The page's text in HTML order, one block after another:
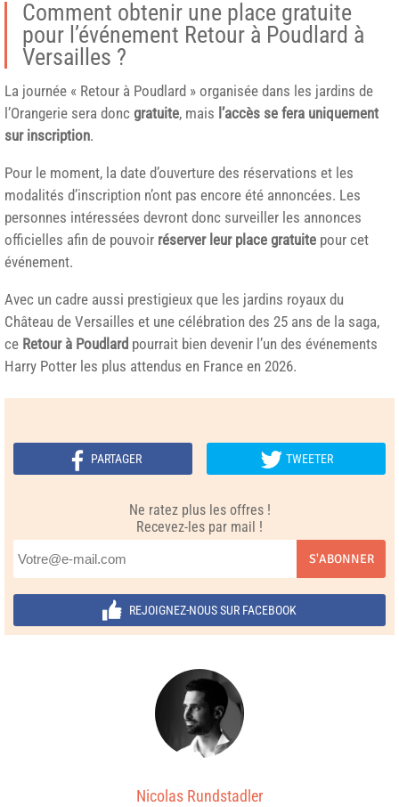
Comment obtenir une place gratuite
pour l’événement Retour à Poudlard à
Versailles ?
La journée « Retour à Poudlard » organisée dans les jardins de
l’Orangerie sera donc gratuite, mais l’accès se fera uniquement
sur inscription.
Pour le moment, la date d’ouverture des réservations et les
modalités d’inscription n’ont pas encore été annoncées. Les
personnes intéressées devront donc surveiller les annonces
officielles afin de pouvoir réserver leur place gratuite pour cet
événement.
Avec un cadre aussi prestigieux que les jardins royaux du
Château de Versailles et une célébration des 25 ans de la saga,
ce Retour à Poudlard pourrait bien devenir l’un des événements
Harry Potter les plus attendus en France en 2026.
PARTAGER TWEETER
Ne ratez plus les offres !
Recevez-les par mail !
S'ABONNER
REJOIGNEZ-NOUS SUR FACEBOOK
Nicolas Rundstadler